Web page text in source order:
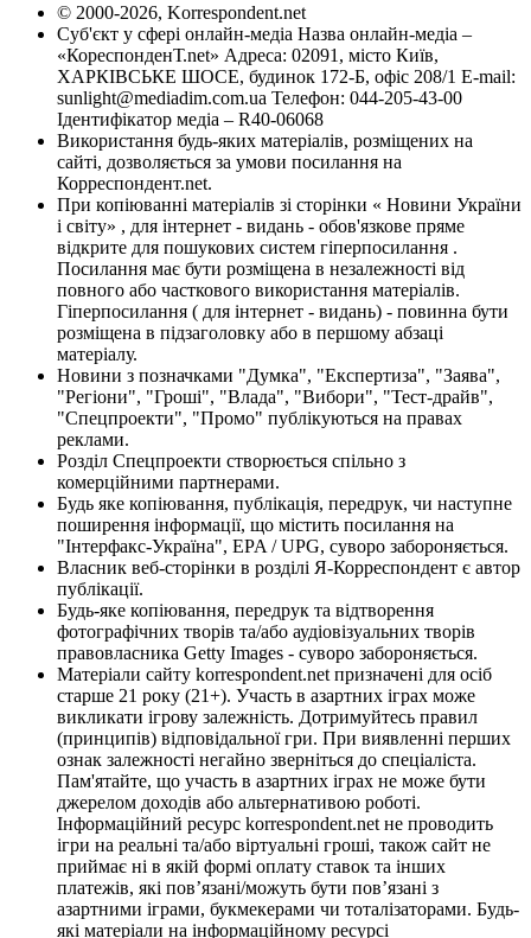
© 2000-2026, Korrespondent.net
Суб'єкт у сфері онлайн-медіа Назва онлайн-медіа –
«КореспонденТ.net» Адреса: 02091, місто Київ,
ХАРКІВСЬКЕ ШОСЕ, будинок 172-Б, офіс 208/1 E-mail:
sunlight@mediadim.com.ua Телефон: 044-205-43-00
Ідентифікатор медіа – R40-06068
Використання будь-яких матеріалів, розміщених на
сайті, дозволяється за умови посилання на
Корреспондент.net.
При копіюванні матеріалів зі сторінки « Новини України
і світу» , для інтернет - видань - обов'язкове пряме
відкрите для пошукових систем гіперпосилання .
Посилання має бути розміщена в незалежності від
повного або часткового використання матеріалів.
Гіперпосилання ( для інтернет - видань) - повинна бути
розміщена в підзаголовку або в першому абзаці
матеріалу.
Новини з позначками "Думка", "Експертиза", "Заява",
"Регіони", "Гроші", "Влада", "Вибори", "Тест-драйв",
"Спецпроекти", "Промо" публікуються на правах
реклами.
Розділ Спецпроекти створюється спільно з
комерційними партнерами.
Будь яке копіювання, публікація, передрук, чи наступне
поширення інформації, що містить посилання на
"Інтерфакс-Україна", EPA / UPG, суворо забороняється.
Власник веб-сторінки в розділі Я-Корреспондент є автор
публікації.
Будь-яке копіювання, передрук та відтворення
фотографічних творів та/або аудіовізуальних творів
правовласника Getty Images - суворо забороняється.
Матеріали сайту korrespondent.net призначені для осіб
старше 21 року (21+). Участь в азартних іграх може
викликати ігрову залежність. Дотримуйтесь правил
(принципів) відповідальної гри. При виявленні перших
ознак залежності негайно зверніться до спеціаліста.
Пам'ятайте, що участь в азартних іграх не може бути
джерелом доходів або альтернативою роботі.
Інформаційний ресурс korrespondent.net не проводить
ігри на реальні та/або віртуальні гроші, також сайт не
приймає ні в якій формі оплату ставок та інших
платежів, які пов’язані/можуть бути пов’язані з
азартними іграми, букмекерами чи тоталізаторами. Будь-
які матеріали на інформаційному ресурсі